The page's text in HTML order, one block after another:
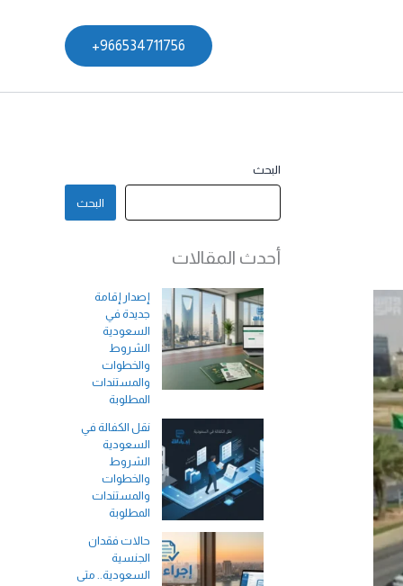
966534711756+
البحث
البحث
أحدث المقالات
إصدار إقامة
جديدة في
السعودية
الشروط
والخطوات
والمستندات
المطلوبة
نقل الكفالة في
السعودية
الشروط
والخطوات
والمستندات
المطلوبة
حالات فقدان
الجنسية
السعودية.. متى